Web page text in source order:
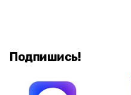
Подпишись!